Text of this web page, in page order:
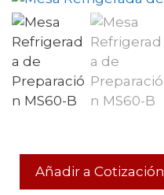
Añadir a Cotización